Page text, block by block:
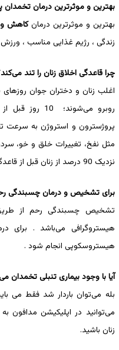
بهترین و موثرترین درمان
بهترین و موثرترین درمانکاهش
زندگی ، رژیم غذایی مناسب ،
چرا قاعدگی اخلاق زنان را تند
اغلب زنان و دختران جوان
روبرو
پروژسترون و استروژن به سرعت
مثل نفخ، تغییرات خلق و خو،
نزدیک 90 درصد از زنان قبل از قاعدگی شان این نشانه‌ها را تجربه می‌کنند.
برای تشخیص و درمان چسبندگی
تشخیص چسبندگی رحم از
هیستروگرافی می‌باشد . برای
هیستروسکوپی انجام شود .
آیا با وجود بیماری تنبلی تخمدان
بله می‌توان باردار شد فقط
زنان باشید.